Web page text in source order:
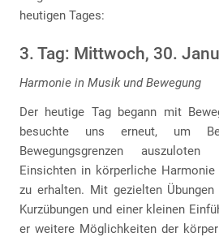
heutigen Tages:
3. Tag: Mittwoch, 30.
Harmonie in Musik und Bewegung
Der heutige Tag begann mit
besuchte uns erneut, um
Bewegungsgrenzen
Einsichten in körperliche
zu erhalten. Mit gezielten
Kurzübungen und einer kleinen
er weitere Möglichkeiten der